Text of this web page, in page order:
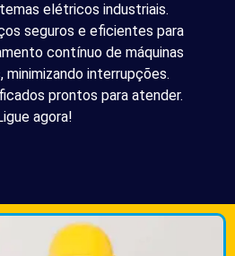
elétricos industriais.
seguros e eficientes para
contínuo de máquinas
minimizando interrupções.
prontos para atender.
agora!